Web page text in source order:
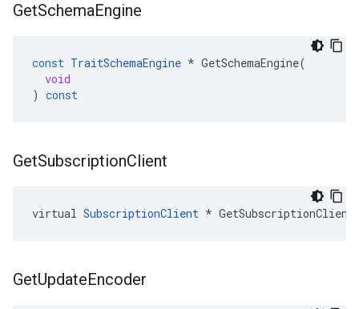
GetSchemaEngine
const TraitSchemaEngine * GetSchemaEngine(
void
) const
GetSubscriptionClient
virtual SubscriptionClient *
GetUpdateEncoder